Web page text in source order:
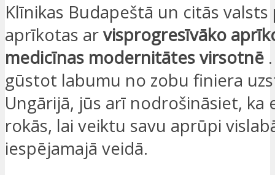
Klīnikas Budapeštā un citās valsts
aprīkotas arvisprogresīvāko
medicīnas modernitātes virsotnē
gūstot labumu no zobu finiera
Ungārijā, jūs arī nodrošināsiet, ka
rokās, lai veiktu savu aprūpi
iespējamajā veidā.